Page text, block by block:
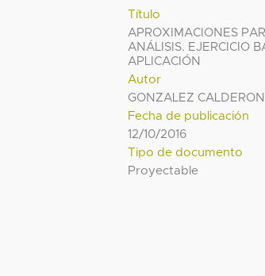
Título
APROXIMACIONES
ANÁLISIS. EJERCICIO
APLICACIÓN
Autor
GONZALEZ
Fecha de publicación
12/10/2016
Tipo de documento
Proyectable